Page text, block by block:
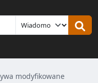
modyfikowane